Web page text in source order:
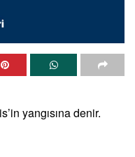
yangısına denir.